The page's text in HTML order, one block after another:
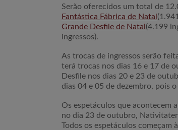
Serão oferecidos um total de
Fantástica Fábrica de Natal
Grande Desfile de Natal (4.199
ingressos).
As trocas de ingressos serão
terá trocas nos dias 16 e 17 de
Desfile nos dias 20 e 23 de
dias 04 e 05 de dezembro, pois
Os espetáculos que acontecem
no dia 23 de outubro,
Todos os espetáculos começam